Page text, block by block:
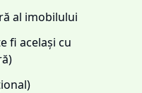
al imobilului
fi același cu